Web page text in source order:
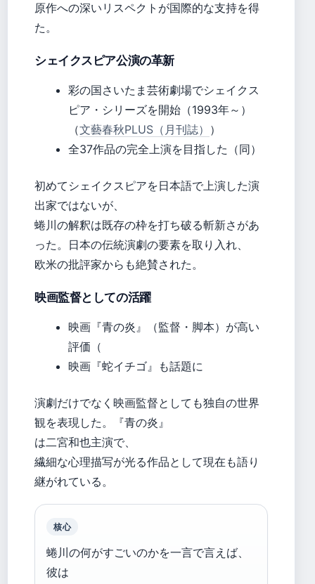
原作への深いリスペクトが国際的な支持を得
た。
シェイクスピア公演の革新
彩の国さいたま芸術劇場でシェイクス
ピア・シリーズを開始（1993年～）
（文藝春秋PLUS（月刊誌） ）
全37作品の完全上演を目指した（同）
初めてシェイクスピアを日本語で上演した演
出家ではないが、
蜷川の解釈は既存の枠を打ち破る斬新さがあ
った。日本の伝統演劇の要素を取り入れ、
欧米の批評家からも絶賛された。
映画監督としての活躍
映画『青の炎』（監督・脚本）が高い
評価（
映画『蛇イチゴ』も話題に
演劇だけでなく映画監督としても独自の世界
観を表現した。『青の炎』
は二宮和也主演で、
繊細な心理描写が光る作品として現在も語り
継がれている。
核心
蜷川の何がすごいのかを一言で言えば、
彼は